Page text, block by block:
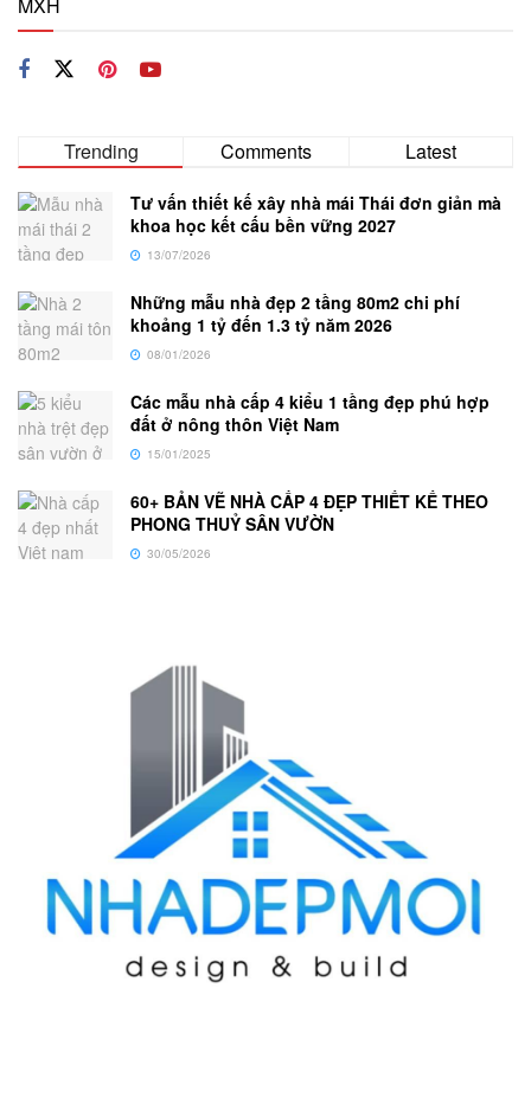
MXH
Trending Comments Latest
Tư vấn thiết kế xây nhà mái Thái đơn giản mà
khoa học kết cấu bền vững 2027
13/07/2026
Những mẫu nhà đẹp 2 tầng 80m2 chi phí
khoảng 1 tỷ đến 1.3 tỷ năm 2026
08/01/2026
Các mẫu nhà cấp 4 kiểu 1 tầng đẹp phú hợp
đất ở nông thôn Việt Nam
15/01/2025
60+ BẢN VẼ NHÀ CẤP 4 ĐẸP THIẾT KẾ THEO
PHONG THUỶ SÂN VƯỜN
30/05/2026